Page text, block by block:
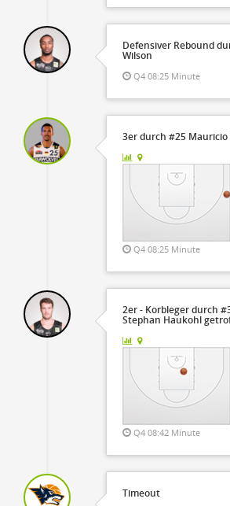
Defensiver Rebound
Wilson
Q4 08:25 Minute
3er durch #25
Q4 08:25 Minute
2er - Korbleger durch
Stephan Haukohl
Q4 08:42 Minute
Timeout